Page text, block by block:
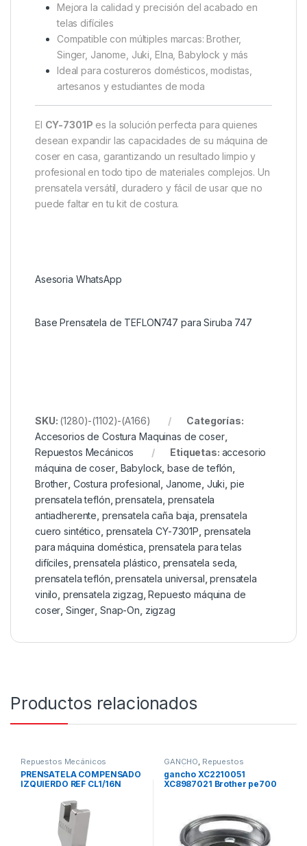
Mejora la calidad y precisión del acabado en
telas difíciles
Compatible con múltiples marcas: Brother,
Singer, Janome, Juki, Elna, Babylock y más
Ideal para costureros domésticos, modistas,
artesanos y estudiantes de moda
El CY-7301P es la solución perfecta para quienes
desean expandir las capacidades de su máquina de
coser en casa, garantizando un resultado limpio y
profesional en todo tipo de materiales complejos. Un
prensatela versátil, duradero y fácil de usar que no
puede faltar en tu kit de costura.
Preguntar a ChatGPT
Asesoria WhatsApp
Base Prensatela de TEFLON747 para Siruba 747
SKU: (1280)-(1102)-(A166)
Categorías:
Accesorios de Costura Maquinas de coser,
Repuestos Mecánicos
Etiquetas: accesorio
máquina de coser, Babylock ,base de teflón
Brother Costura profesional Janome Juki pie
prensatela teflón ,prensatela prensatela
antiadherente prensatela caña baja prensatela
cuero sintético prensatela CY-7301P prensatela
para máquina doméstica prensatela para telas
difíciles ,prensatela plástico prensatela seda
prensatela teflón ,prensatela universal ,prensatela
vinilo prensatela zigzag ,Repuesto máquina de
coser ,Singer Snap-On zigzag
Productos relacionados
Repuestos Mecánicos
PRENSATELA COMPENSADO
IZQUIERDO REF CL1/16N
GANCHO, Repuestos
Mecánicos, Repuestos y
Accesorios Bordadora Familiar
gancho XC2210051
XC8987021 Brother pe700
XL2620, XL3500, BM2700 y
BM2800